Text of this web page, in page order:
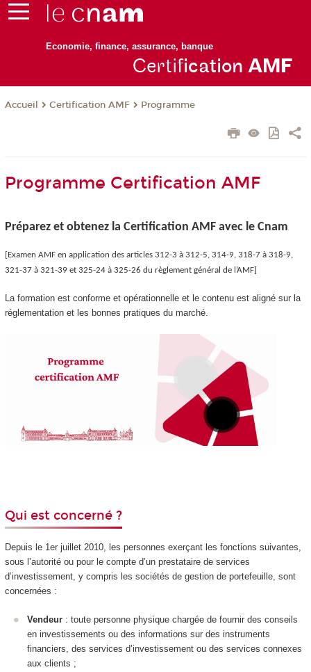
Economie, finance, assurance, banque
Certification AMF
Accueil Certification AMF Programme
Programme Certification AMF
Préparez et obtenez la Certification AMF avec le Cnam
[Examen AMF en application des articles 312-3 à 312-5, 314-9, 318-7 à 318-9,
321-37 à 321-39 et 325-24 à 325-26 du règlement général de l’AMF]
La formation est conforme et opérationnelle et le contenu est aligné sur la
réglementation et les bonnes pratiques du marché.
Qui est concerné ?
Depuis le 1er juillet 2010, les personnes exerçant les fonctions suivantes,
sous l’autorité ou pour le compte d’un prestataire de services
d’investissement, y compris les sociétés de gestion de portefeuille, sont
concernées :
Vendeur : toute personne physique chargée de fournir des conseils
en investissements ou des informations sur des instruments
financiers, des services d’investissement ou des services connexes
aux clients ;